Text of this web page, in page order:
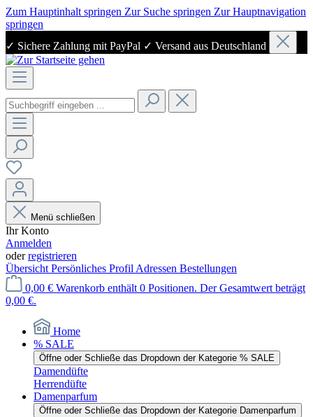
Zum Hauptinhalt springen Zur Suche springen Zur Hauptnavigation
springen
✓ Sichere Zahlung mit PayPal ✓ Versand aus Deutschland
Menü schließen
Ihr Konto
Anmelden
oderregistrieren
Übersicht Persönliches Profil Adressen Bestellungen
0,00 € Warenkorb enthält 0 Positionen. Der Gesamtwert beträgt
0,00 €.
Home
% SALE
Öffne oder Schließe das Dropdown der Kategorie % SALE
Damendüfte
Herrendüfte
Damenparfum
Öffne oder Schließe das Dropdown der Kategorie Damenparfum